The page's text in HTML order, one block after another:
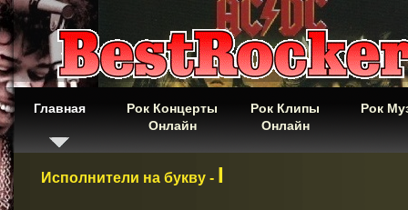
Главная
Рок Концерты
Онлайн
Рок Клипы
Онлайн
Рок
Исполнители на букву - I